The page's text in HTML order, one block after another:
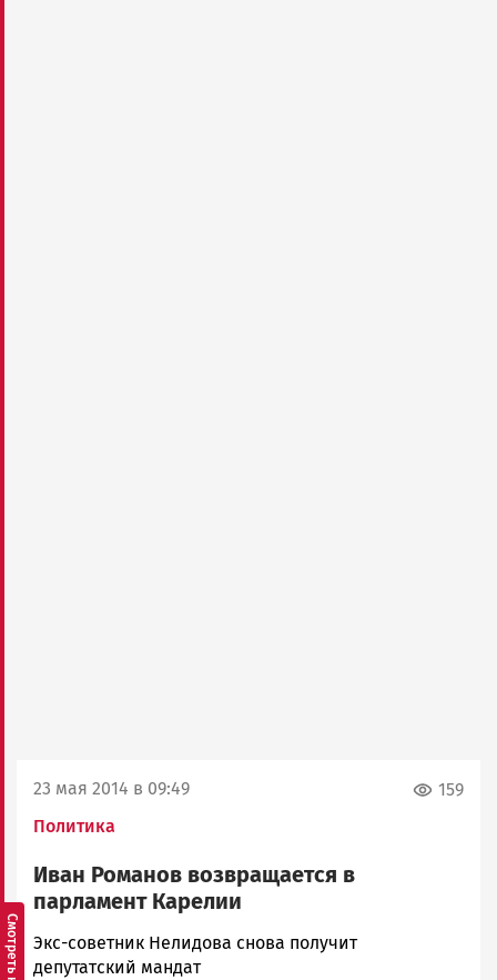
23 мая 2014 в 09:49
Политика
159
Иван Романов возвращается в
парламент Карелии
admintimur
Новости
Экс-советник Нелидова снова получит
депутатский мандат